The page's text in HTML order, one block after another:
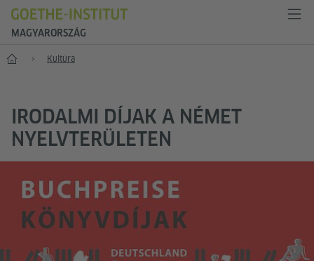
MAGYARORSZÁG
Főoldal Kultúra
IRODALMI DÍJAK A NÉMET
NYELVTERÜLETEN